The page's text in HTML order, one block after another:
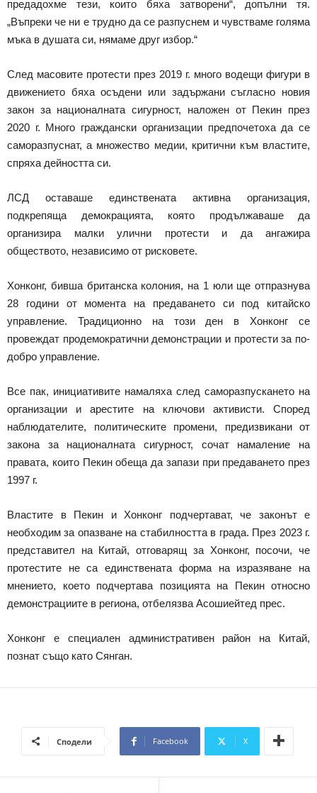
предадохме тези, които бяха затворени“, допълни тя.
„Въпреки че ни е трудно да се разпуснем и чувстваме голяма
мъка в душата си, нямаме друг избор.“
След масовите протести през 2019 г. много водещи фигури в
движението бяха осъдени или задържани съгласно новия
закон за националната сигурност, наложен от Пекин през
2020 г. Много граждански организации предпочетоха да се
саморазпуснат, а множество медии, критични към властите,
спряха дейността си.
ЛСД оставаше единствената активна организация,
подкрепяща демокрацията, която продължаваше да
организира малки улични протести и да ангажира
обществото, независимо от рисковете.
Хонконг, бивша британска колония, на 1 юли ще отпразнува
28 години от момента на предаването си под китайско
управление. Традиционно на този ден в Хонконг се
провеждат продемократични демонстрации и протести за по-
добро управление.
Все пак, инициативите намаляха след саморазпускането на
организации и арестите на ключови активисти. Според
наблюдателите, политическите промени, предизвикани от
закона за националната сигурност, сочат намаление на
правата, които Пекин обеща да запази при предаването през
1997 г.
Властите в Пекин и Хонконг подчертават, че законът е
необходим за опазване на стабилността в града. През 2023 г.
представител на Китай, отговарящ за Хонконг, посочи, че
протестите не са единствената форма на изразяване на
мнението, което подчертава позицията на Пекин относно
демонстрациите в региона, отбелязва Асошиейтед прес.
Хонконг е специален административен район на Китай,
познат също като Сянган.
Сподели Facebook X